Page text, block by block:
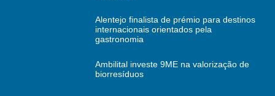
Alentejo finalista de prémio para destinos
internacionais orientados pela
gastronomia
Ambilital investe 9ME na valorização de
biorresíduos